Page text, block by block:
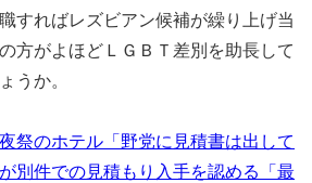
すればレズビアン候補が繰り上げ当
方がよほどＬＧＢＴ差別を助長して
うか。
祭のホテル「野党に見積書は出して
別件での見積もり入手を認める「最